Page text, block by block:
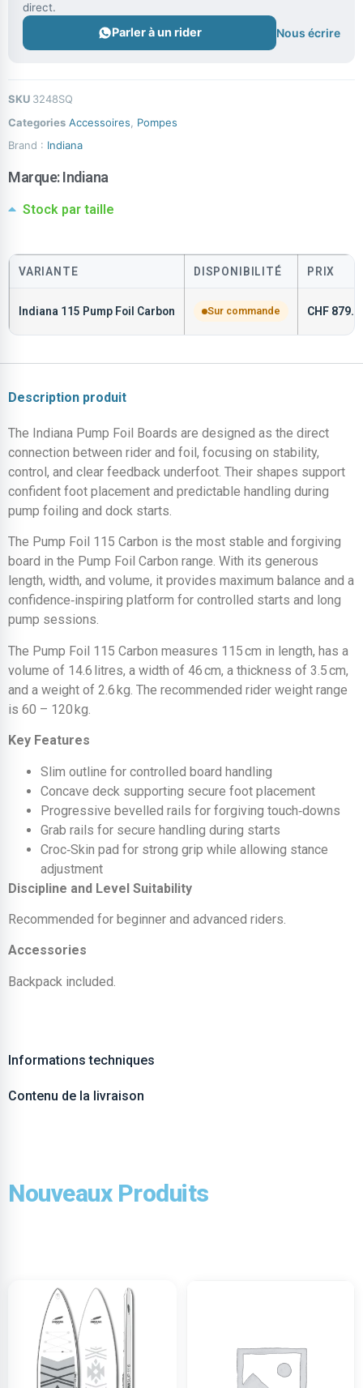
direct.
Parler à un rider Nous écrire
SKU 3248SQ
Categories Accessoires
Pompes
Brand : Indiana
Marque:Indiana
Stock par taille
VARIANTE DISPONIBILITÉ PRIX
Indiana 115 Pump Foil Carbon Sur commande CHF
Description produit
The Indiana Pump Foil Boards are designed as the direct
connection between rider and foil, focusing on stability,
control, and clear feedback underfoot. Their shapes support
confident foot placement and predictable handling during
pump foiling and dock starts.
The Pump Foil 115 Carbon is the most stable and forgiving
board in the Pump Foil Carbon range. With its generous
length, width, and volume, it provides maximum balance and a
confidence‑inspiring platform for controlled starts and long
pump sessions.
The Pump Foil 115 Carbon measures 115 cm in length, has a
volume of 14.6 litres, a width of 46 cm, a thickness of 3.5 cm,
and a weight of 2.6 kg. The recommended rider weight range
is 60 – 120 kg.
Key Features
Slim outline for controlled board handling
Concave deck supporting secure foot placement
Progressive bevelled rails for forgiving touch‑downs
Grab rails for secure handling during starts
Croc‑Skin pad for strong grip while allowing stance
adjustment
Discipline and Level Suitability
Recommended for beginner and advanced riders.
Accessories
Backpack included.
Informations techniques
Contenu de la livraison
Nouveaux Produits